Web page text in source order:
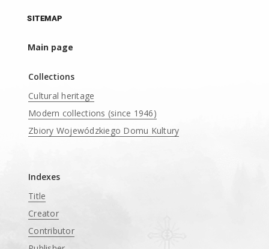
SITEMAP
Main page
Collections
Cultural heritage
Modern collections (since 1946)
Zbiory Wojewódzkiego Domu Kultury
Indexes
Title
Creator
Contributor